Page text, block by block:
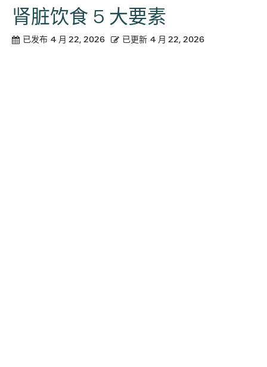
肾脏饮食 5 大要素
已发布 4 月 22, 2026 已更新 4 月 22, 2026